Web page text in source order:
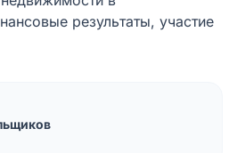
результаты, участие